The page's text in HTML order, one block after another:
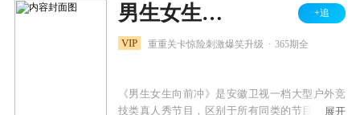
男生女生向前冲 2025 +追
VIP 重重关卡惊险刺激爆笑升级 365期全
《男生女生向前冲》是安徽卫视一档大型户外竞
技类真人秀节目，区别于所有同类的节目，特别
展开